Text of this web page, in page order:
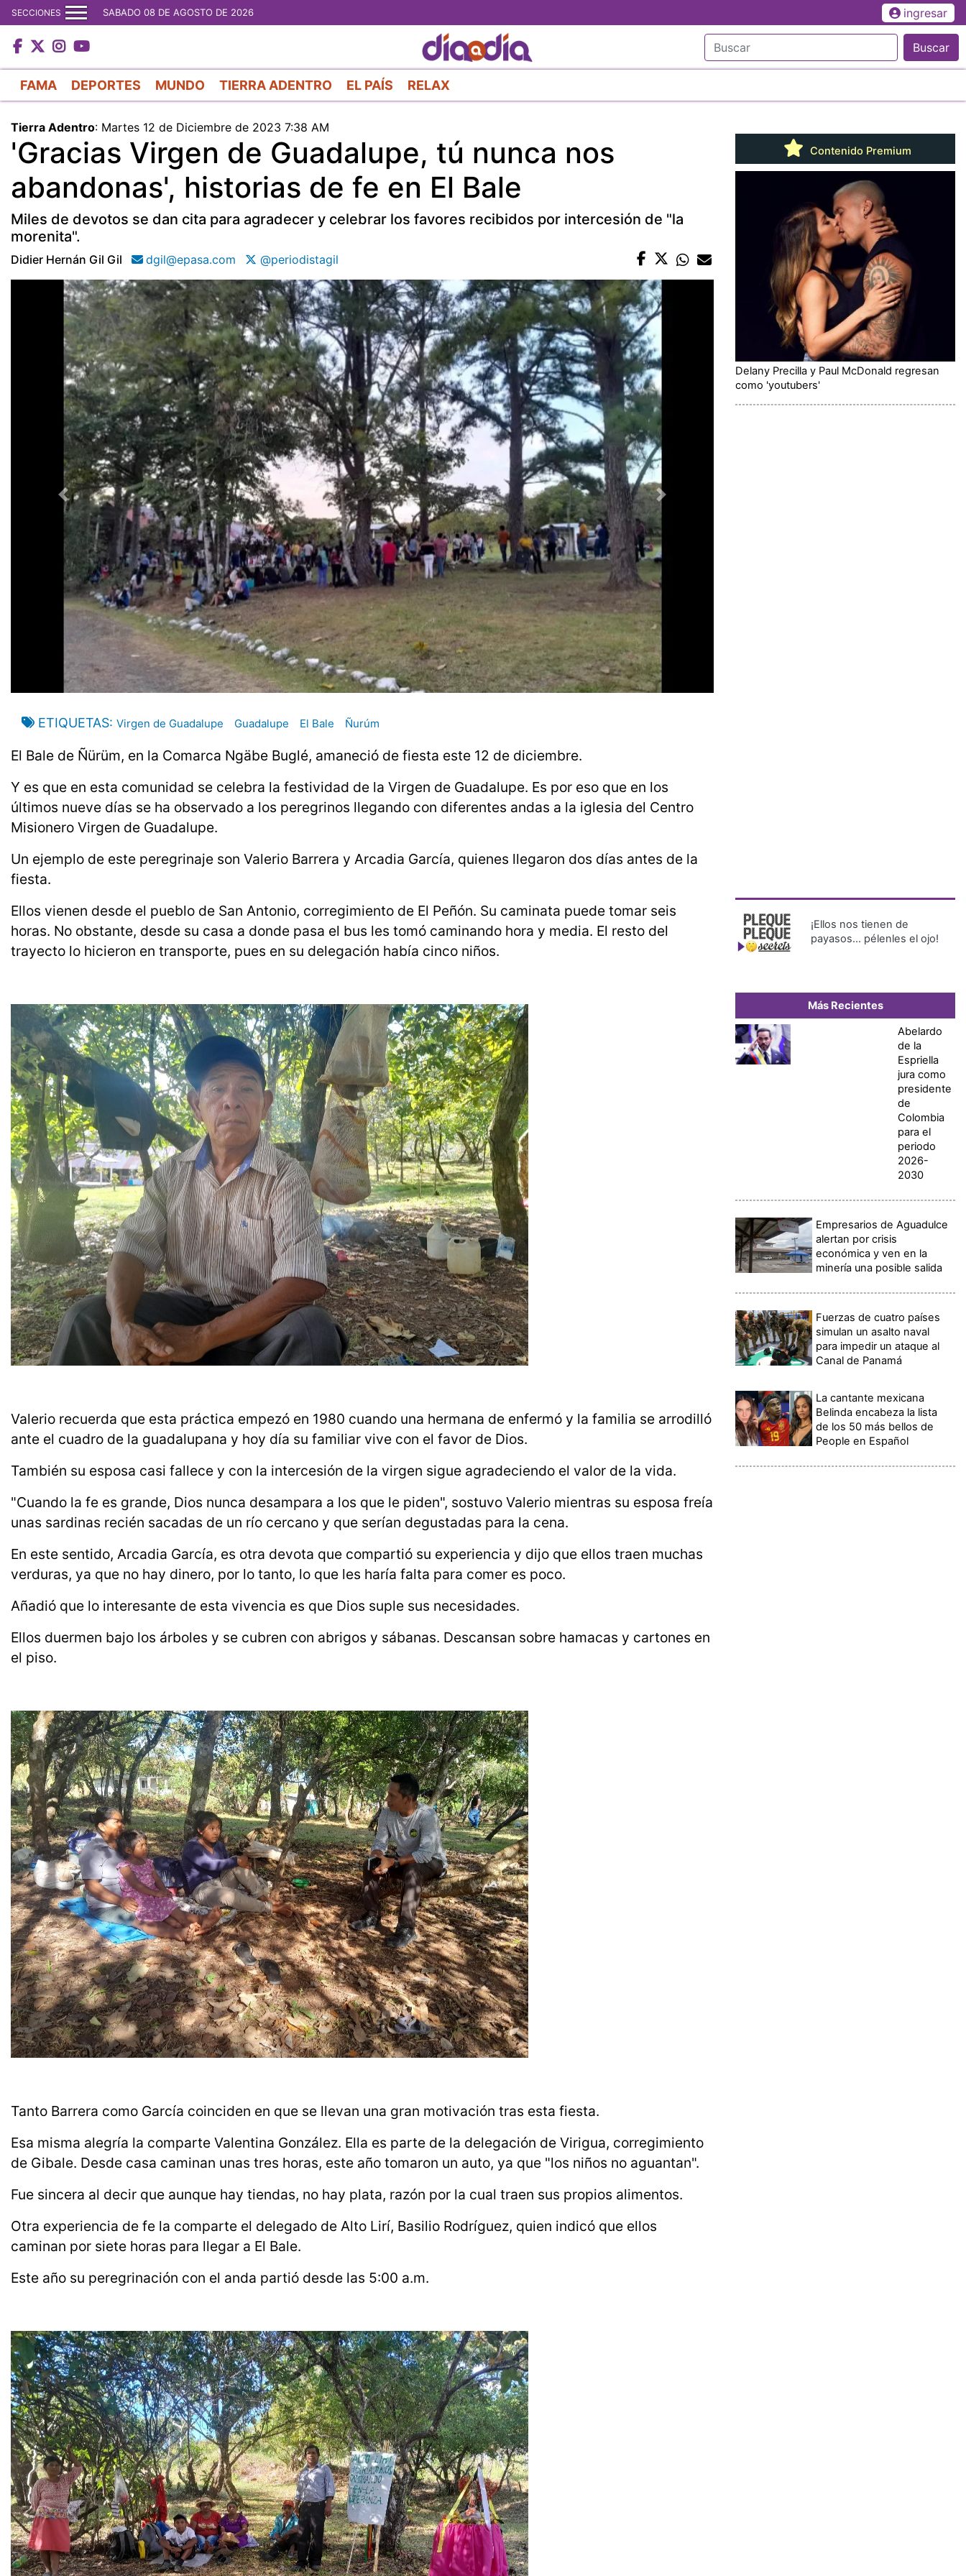
al
contenido
principal
SECCIONES SABADO 08 DE AGOSTO DE 2026 ingresar
Buscar
FAMA DEPORTES MUNDO TIERRA ADENTRO EL PAÍS RELAX
Tierra Adentro: Martes 12 de Diciembre de 2023 7:38 AM
'Gracias Virgen de Guadalupe, tú nunca nos
abandonas', historias de fe en El Bale
Miles de devotos se dan cita para agradecer y celebrar los favores recibidos por intercesión de "la
morenita".
Didier Hernán Gil Gil dgil@epasa.com @periodistagil
ETIQUETAS Virgen de Guadalupe Guadalupe El Bale Ñurúm
El Bale de Ñürüm, en la Comarca Ngäbe Buglé, amaneció de fiesta este 12 de diciembre.
Y es que en esta comunidad se celebra la festividad de la Virgen de Guadalupe. Es por eso que en los
últimos nueve días se ha observado a los peregrinos llegando con diferentes andas a la iglesia del Centro
Misionero Virgen de Guadalupe.
Un ejemplo de este peregrinaje son Valerio Barrera y Arcadia García, quienes llegaron dos días antes de la
fiesta.
Ellos vienen desde el pueblo de San Antonio, corregimiento de El Peñón. Su caminata puede tomar seis
horas. No obstante, desde su casa a donde pasa el bus les tomó caminando hora y media. El resto del
trayecto lo hicieron en transporte, pues en su delegación había cinco niños.
Valerio recuerda que esta práctica empezó en 1980 cuando una hermana de enfermó y la familia se arrodilló
ante el cuadro de la guadalupana y hoy día su familiar vive con el favor de Dios.
También su esposa casi fallece y con la intercesión de la virgen sigue agradeciendo el valor de la vida.
"Cuando la fe es grande, Dios nunca desampara a los que le piden", sostuvo Valerio mientras su esposa freía
unas sardinas recién sacadas de un río cercano y que serían degustadas para la cena.
En este sentido, Arcadia García, es otra devota que compartió su experiencia y dijo que ellos traen muchas
verduras, ya que no hay dinero, por lo tanto, lo que les haría falta para comer es poco.
Añadió que lo interesante de esta vivencia es que Dios suple sus necesidades.
Ellos duermen bajo los árboles y se cubren con abrigos y sábanas. Descansan sobre hamacas y cartones en
el piso.
Tanto Barrera como García coinciden en que se llevan una gran motivación tras esta fiesta.
Esa misma alegría la comparte Valentina González. Ella es parte de la delegación de Virigua, corregimiento
de Gibale. Desde casa caminan unas tres horas, este año tomaron un auto, ya que "los niños no aguantan".
Fue sincera al decir que aunque hay tiendas, no hay plata, razón por la cual traen sus propios alimentos.
Otra experiencia de fe la comparte el delegado de Alto Lirí, Basilio Rodríguez, quien indicó que ellos
caminan por siete horas para llegar a El Bale.
Este año su peregrinación con el anda partió desde las 5:00 a.m.
Contenido Premium
Delany Precilla y Paul McDonald regresan
como 'youtubers'
¡Ellos nos tienen de
payasos… pélenles el ojo!
Más Recientes
Abelardo
de la
Espriella
jura como
presidente
de
Colombia
para el
periodo
2026-
2030
Empresarios de Aguadulce
alertan por crisis
económica y ven en la
minería una posible salida
Fuerzas de cuatro países
simulan un asalto naval
para impedir un ataque al
Canal de Panamá
La cantante mexicana
Belinda encabeza la lista
de los 50 más bellos de
People en Español